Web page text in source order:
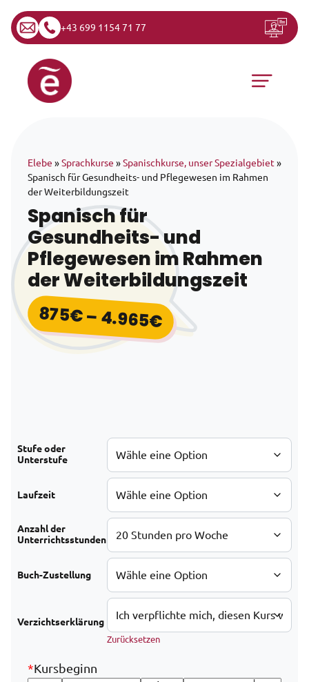
+43 699 1154 71 77
Zum Inhalt springen
Hauptnavigation
Elebe »Sprachkurse »Spanischkurse, unser Spezialgebiet »
Spanisch für Gesundheits- und Pflegewesen im Rahmen
der Weiterbildungszeit
Spanisch für
Gesundheits- und
Pflegewesen im Rahmen
der Weiterbildungszeit
875€–4.965€Preisspanne:
Stufe oder
Unterstufe
Laufzeit
Anzahl der
Unterrichtsstunden
Buch-Zustellung
Verzichtserklärung
Zurücksetzen
*Kursbeginn